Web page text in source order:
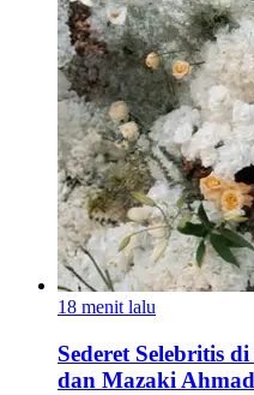
18 menit lalu
Sederet Selebritis
dan Mazaki Ahmad